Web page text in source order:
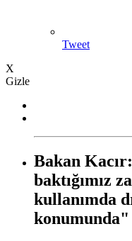
Tweet
X
Gizle
Bakan
baktığımız
kullanımda
konumunda"